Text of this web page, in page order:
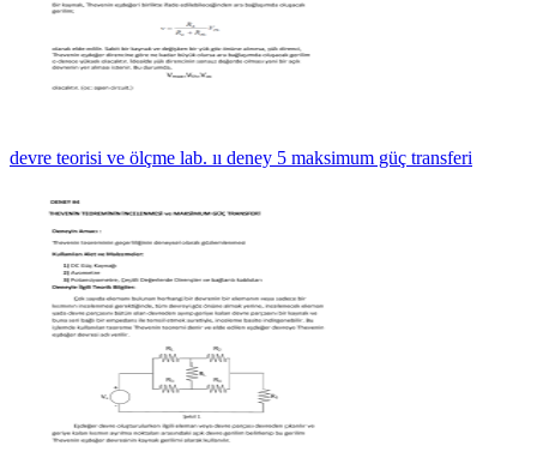
devre teorisi ve ölçme lab. ıı deney 5 maksimum güç transferi